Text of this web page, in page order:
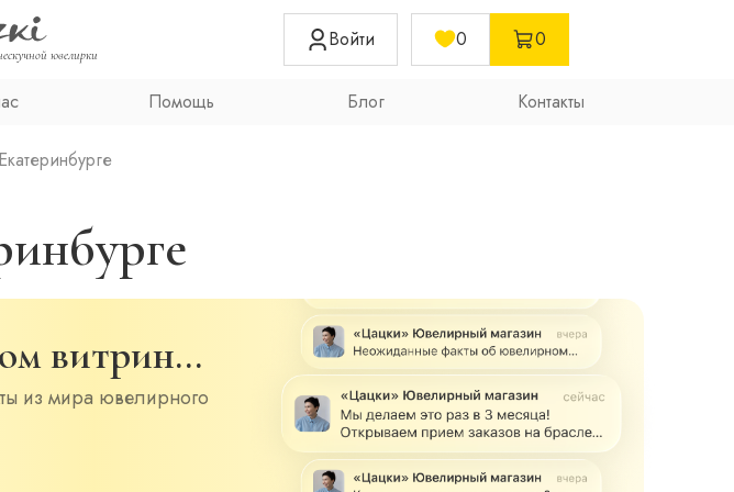
ювелирки
Войти 0 0
Помощь Блог Контакты
витрин…
из мира ювелирного